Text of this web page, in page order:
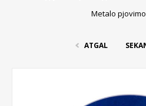
Metalo
ATGAL